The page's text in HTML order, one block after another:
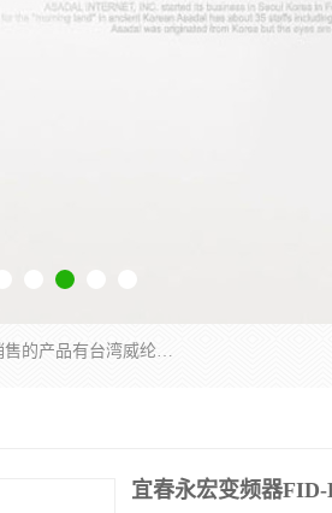
厦门晶鼎自动化科技有限公司是一家具有独立法人资格的高新技术企业；代理销售的产品有台湾威纶触摸屏，魏德米勒全系列，永宏触摸屏,威纶触摸屏,台湾威纶weinview触摸屏,台湾永宏PLC，FATEK,永宏伺服,图儿克总线，施耐德，欧姆龙，西门子，富士变频，K&N蓝系列， BUSSMANN，松下变频器，丹佛斯变频器等。
宜春永宏变频器